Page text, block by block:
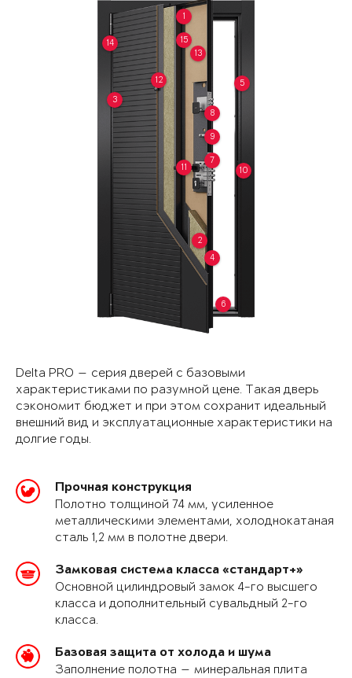
1
2
3
4
5
6
7
8
9
10
11
12
13
14 15
Delta PRO — серия дверей с базовыми
характеристиками по разумной цене. Такая дверь
сэкономит бюджет и при этом сохранит идеальный
внешний вид и эксплуатационные характеристики на
долгие годы.
Прочная конструкция
Полотно толщиной 74 мм, усиленное
металлическими элементами, холоднокатаная
сталь 1,2 мм в полотне двери.
Замковая система класса «стандарт+»
Основной цилиндровый замок 4-го высшего
класса и дополнительный сувальдный 2-го
класса.
Базовая защита от холода и шума
Заполнение полотна — минеральная плита